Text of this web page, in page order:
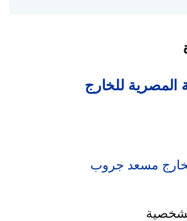
المصرية للخارج
مسعد جروب